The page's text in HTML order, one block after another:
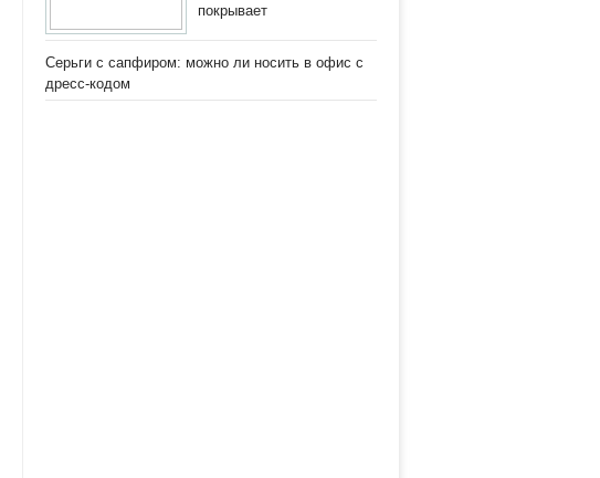
покрывает
Серьги с сапфиром: можно ли носить в офис с
дресс-кодом